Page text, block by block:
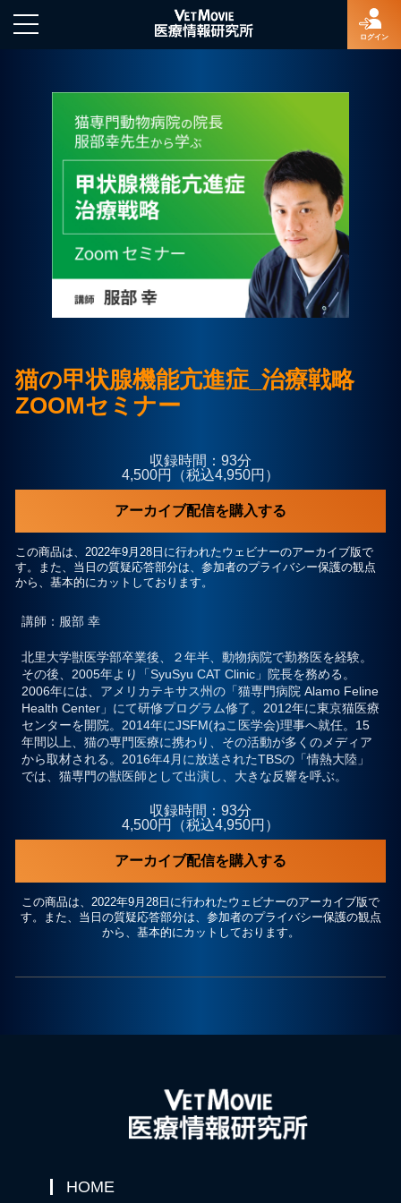
ログイン
HOME
ログイン
新規登録
よくあるご質問
著作権について
猫の甲状腺機能亢進症_治療戦略
ZOOMセミナー
収録時間：93分
4,500円（税込4,950円）
アーカイブ配信を購入する
この商品は、2022年9月28日に行われたウェビナーのアーカイブ版で
す。また、当日の質疑応答部分は、参加者のプライバシー保護の観点
から、基本的にカットしております。
講師 ：服部 幸
北里大学獣医学部卒業後、２年半、動物病院で勤務医を経験。
その後、2005年より「SyuSyu CAT Clinic」院長を務める。
2006年には、アメリカテキサス州の「猫専門病院 Alamo Feline
Health Center」にて研修プログラム修了。2012年に東京猫医療
センターを開院。2014年にJSFM(ねこ医学会)理事へ就任。15
年間以上、猫の専門医療に携わり、その活動が多くのメディア
から取材される。2016年4月に放送されたTBSの「情熱大陸」
では、猫専門の獣医師として出演し、大きな反響を呼ぶ。
収録時間：93分
4,500円（税込4,950円）
アーカイブ配信を購入する
この商品は、2022年9月28日に行われたウェビナーのアーカイブ版で
す。また、当日の質疑応答部分は、参加者のプライバシー保護の観点
から、基本的にカットしております。
HOME